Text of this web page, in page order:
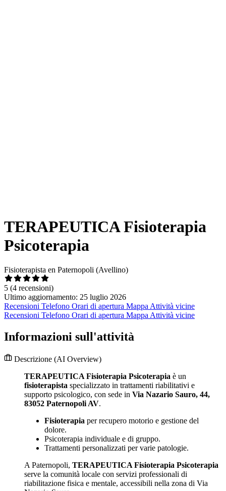
TERAPEUTICA Fisioterapia
Psicoterapia
Fisioterapista en Paternopoli (Avellino)
5 (4 recensioni)
Ultimo aggiornamento: 25 luglio 2026
Recensioni Telefono Orari di apertura Mappa Attività vicine
Recensioni Telefono Orari di apertura Mappa Attività vicine
Informazioni sull'attività
Descrizione (AI Overview)
TERAPEUTICA Fisioterapia Psicoterapia è un
fisioterapista specializzato in trattamenti riabilitativi e
supporto psicologico, con sede in Via Nazario Sauro, 44,
83052 Paternopoli AV.
Fisioterapia per recupero motorio e gestione del
dolore.
Psicoterapia individuale e di gruppo.
Trattamenti personalizzati per varie patologie.
A Paternopoli, TERAPEUTICA Fisioterapia Psicoterapia
serve la comunità locale con servizi professionali di
riabilitazione fisica e mentale, accessibili nella zona di Via